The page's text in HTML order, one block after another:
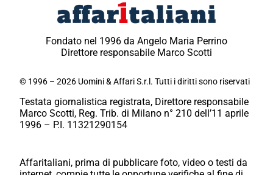
Fondato nel 1996 da Angelo Maria Perrino
Direttore responsabile Marco Scotti
© 1996 – 2026 Uomini & Affari S.r.l. Tutti i diritti sono riservati
Testata giornalistica registrata, Direttore responsabile
Marco Scotti, Reg. Trib. di Milano n° 210 dell’11 aprile
1996 – P.I. 11321290154
Affaritaliani, prima di pubblicare foto, video o testi da